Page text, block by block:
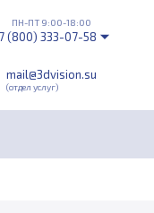
mail@3dvision.su
(отдел услуг)
ПН-ПТ 9:00-18:00
(800) 333-07-58